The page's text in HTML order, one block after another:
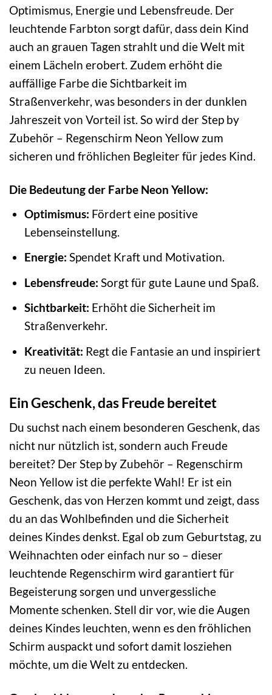
Optimismus, Energie und Lebensfreude. Der
leuchtende Farbton sorgt dafür, dass dein Kind
auch an grauen Tagen strahlt und die Welt mit
einem Lächeln erobert. Zudem erhöht die
auffällige Farbe die Sichtbarkeit im
Straßenverkehr, was besonders in der dunklen
Jahreszeit von Vorteil ist. So wird der Step by
Zubehör – Regenschirm Neon Yellow zum
sicheren und fröhlichen Begleiter für jedes Kind.
Die Bedeutung der Farbe Neon Yellow:
Optimismus: Fördert eine positive
Lebenseinstellung.
Energie: Spendet Kraft und Motivation.
Lebensfreude: Sorgt für gute Laune und Spaß.
Sichtbarkeit: Erhöht die Sicherheit im
Straßenverkehr.
Kreativität: Regt die Fantasie an und inspiriert
zu neuen Ideen.
Ein Geschenk, das Freude bereitet
Du suchst nach einem besonderen Geschenk, das
nicht nur nützlich ist, sondern auch Freude
bereitet? Der Step by Zubehör – Regenschirm
Neon Yellow ist die perfekte Wahl! Er ist ein
Geschenk, das von Herzen kommt und zeigt, dass
du an das Wohlbefinden und die Sicherheit
deines Kindes denkst. Egal ob zum Geburtstag, zu
Weihnachten oder einfach nur so – dieser
leuchtende Regenschirm wird garantiert für
Begeisterung sorgen und unvergessliche
Momente schenken. Stell dir vor, wie die Augen
deines Kindes leuchten, wenn es den fröhlichen
Schirm auspackt und sofort damit losziehen
möchte, um die Welt zu entdecken.